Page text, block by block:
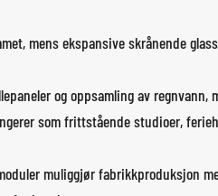
mens ekspansive skrånende
og oppsamling av
som frittstående studioer,
muliggjør fabrikkproduksjon